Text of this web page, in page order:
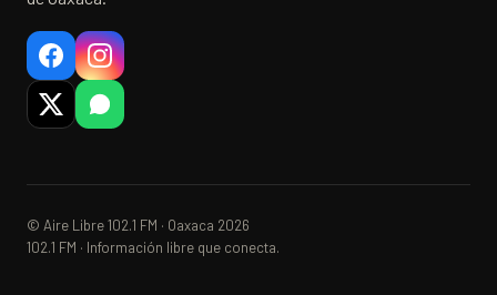
© Aire Libre 102.1 FM · Oaxaca 2026
102.1 FM · Información libre que conecta.